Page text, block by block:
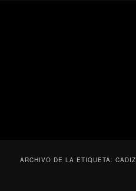
ARCHIVO DE LA ETIQUETA:CADIZ